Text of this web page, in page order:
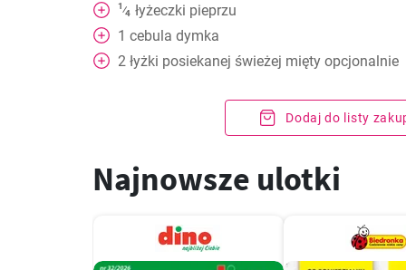
1⁄4 łyżeczki pieprzu
1 cebula dymka
2 łyżki posiekanej świeżej mięty opcjonalnie
Dodaj do listy
Najnowsze ulotki